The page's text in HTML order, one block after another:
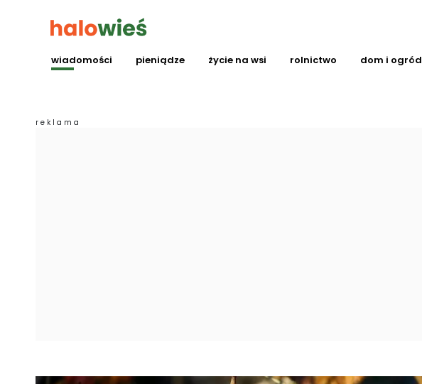
wiadomości pieniądze życie na wsi rolnictwo dom i ogród